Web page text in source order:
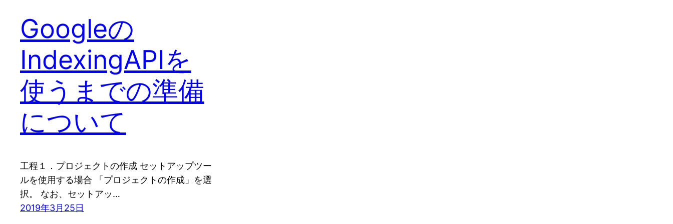
Googleの
IndexingAPIを
使うまでの準備
について
工程１．プロジェクトの作成 セットアップツー
ルを使用する場合 「プロジェクトの作成」を選
択。 なお、セットアッ…
2019年3月25日